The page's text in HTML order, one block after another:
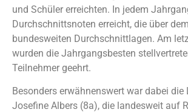
und Schüler erreichten. In jedem
Durchschnittsnoten erreicht, die über
bundesweiten Durchschnittlagen. Am
wurden die Jahrgangsbesten
Teilnehmer geehrt.
Besonders erwähnenswert war dabei die
Josefine Albers (8a), die landesweit auf